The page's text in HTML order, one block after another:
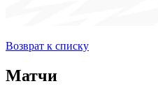
Возврат к списку
Матчи